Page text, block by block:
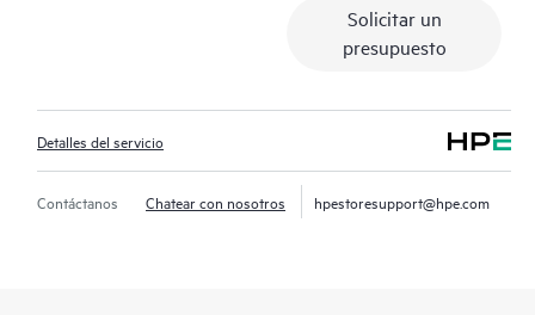
Solicitar un
presupuesto
Detalles del servicio
Contáctanos Chatear con nosotros hpestoresupport@hpe.com